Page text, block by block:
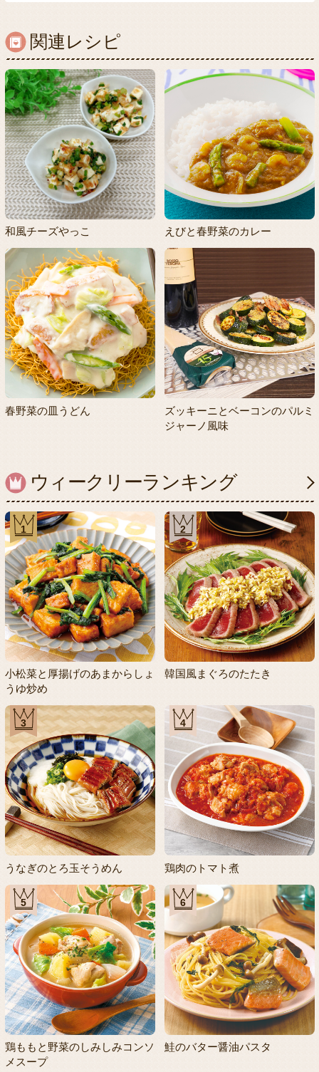
関連レシピ
和風チーズやっこ えびと春野菜のカレー
春野菜の皿うどん
ズッキーニとベーコンのパルミ
ジャーノ風味
ウィークリーランキング
1
小松菜と厚揚げのあまからしょ
うゆ炒め
2
韓国風まぐろのたたき
3
うなぎのとろ玉そうめん
4
鶏肉のトマト煮
5
鶏ももと野菜のしみしみコンソ
メスープ
6
鮭のバター醤油パスタ